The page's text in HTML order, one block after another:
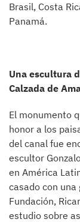
Brasil, Costa
Panamá.
Una escultura
Calzada de
El monumento
honor a los
del canal fue
escultor
en América
casado con una
Fundación,
estudio sobre